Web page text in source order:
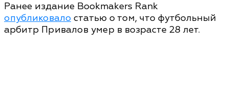
Ранее издание Bookmakers Rank
опубликовало статью о том, что футбольный
арбитр Привалов умер в возрасте 28 лет.